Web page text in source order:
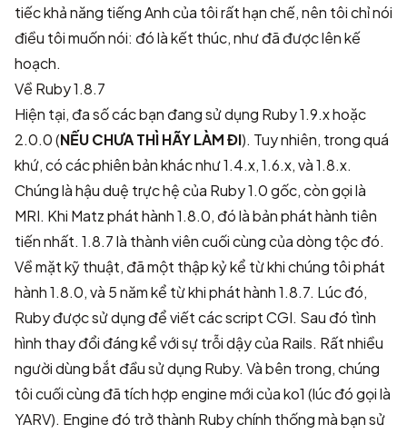
tiếc khả năng tiếng Anh của tôi rất hạn chế, nên tôi chỉ nói
điều tôi muốn nói: đó là kết thúc,như đã được lên kế
hoạch.
Về Ruby 1.8.7
Hiện tại, đa số các bạn đang sử dụng Ruby 1.9.x hoặc
2.0.0 (NẾU CHƯA THÌ HÃY LÀM ĐI). Tuy nhiên, trong quá
khứ, có các phiên bản khác như 1.4.x, 1.6.x, và 1.8.x.
Chúng là hậu duệ trực hệ của Ruby 1.0 gốc, còn gọi là
MRI. Khi Matz phát hành 1.8.0, đó là bản phát hành tiên
tiến nhất. 1.8.7 là thành viên cuối cùng của dòng tộc đó.
Về mặt kỹ thuật, đã một thập kỷ kể từ khi chúng tôi phát
hành 1.8.0, và 5 năm kể từ khi phát hành 1.8.7. Lúc đó,
Ruby được sử dụng để viết các script CGI. Sau đó tình
hình thay đổi đáng kể với sự trỗi dậy của Rails. Rất nhiều
người dùng bắt đầu sử dụng Ruby. Và bên trong, chúng
tôi cuối cùng đã tích hợp engine mới của ko1 (lúc đó gọi là
YARV). Engine đó trở thành Ruby chính thống mà bạn sử